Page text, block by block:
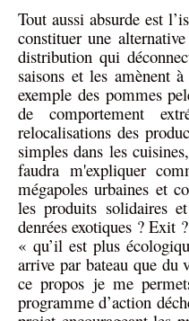
Tout aussi absurde est
constituer une
distribution qui
saisons et les amènent
exemple des pommes
de comportement
relocalisations des
simples dans les
faudra m'expliquer
mégapoles urbaines et
les produits solidaires
denrées exotiques ? Exit
« qu’il est plus
arrive par bateau que
ce propos je me
programme d’action